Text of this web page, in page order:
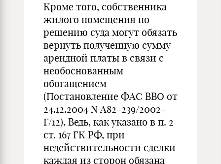
Кроме того, собственника
жилого помещения по
решению суда могут обязать
вернуть полученную сумму
арендной платы в связи с
необоснованным
обогащением
(Постановление ФАС ВВО от
24.12.2004 N А82-239/2002-
Г/12). Ведь, как указано в п. 2
ст. 167 ГК РФ, при
недействительности сделки
каждая из сторон обязана